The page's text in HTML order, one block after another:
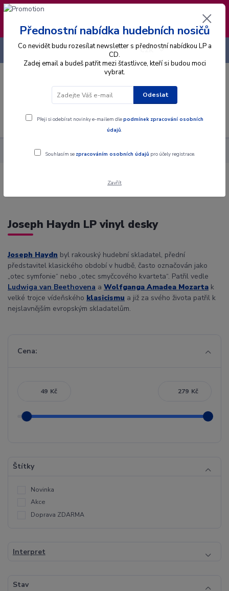
❣️ Od 4.8. do 13.8. čerpám dovolenou. Datum
expedice objednávek se posouvá na pátek
14.8.2026 🐋
Menu
CZK
+420 725 736 293
Hudební styly Vážná hudba Joseph Haydn
Joseph Haydn LP vinyl desky
Joseph Haydn byl rakouský hudební skladatel, přední
představitel klasického období v hudbě, často označován jako
„otec symfonie“ nebo „otec smyčcového kvarteta“. Patřil vedle
Ludwiga van Beethovena a Wolfganga Amadea Mozarta k
velké trojce vídeňského klasicismu a již za svého života patřil k
nejslavnějším evropským skladatelům.
Cena:
Kč Kč
Štítky
Novinka
Akce
Doprava ZDARMA
Interpret
Stav
Přednostní nabídka hudebních nosičů
Co nevidět budu rozesílat newsletter s přednostní nabídkou LP a
CD.
Zadej email a budeš patřit mezi šťastlivce, kteří si budou moci
vybrat.
Odeslat
Přeji si odebírat novinky e-mailem dlepodmínek zpracování osobních
údajů.
Souhlasím se zpracováním osobních údajů pro účely registrace.
Zavřít